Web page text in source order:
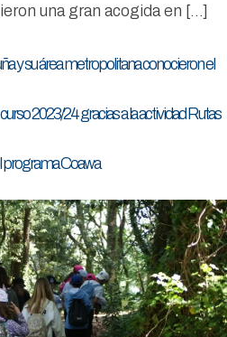
una gran acogida en […]
y su área metropolitana conocieron el
2023/24 gracias a la actividad Rutas
programa Coawa